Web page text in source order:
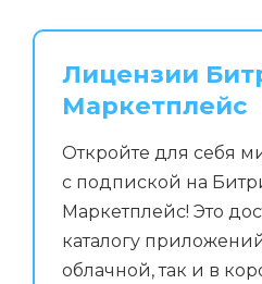
Лицензии
Маркетплейс
Откройте для себя
с подпиской на
Маркетплейс! Это
каталогу
облачной, так и в